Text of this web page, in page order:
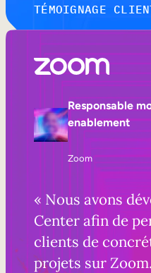
TÉMOIGNAGE
Responsable
enablement
Zoom
« Nous avons
Center afin de
clients de
projets sur